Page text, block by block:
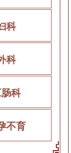
科
科
科
不育